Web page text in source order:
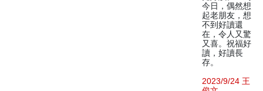
今日，偶然想
起老朋友，想
不到好讀還
在，令人又驚
又喜。祝福好
讀，好讀長
存。
2023/9/24 王